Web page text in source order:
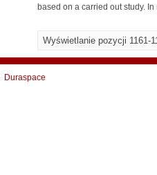
based on a carried out study.
Wyświetlanie pozycji 1161-
Duraspace